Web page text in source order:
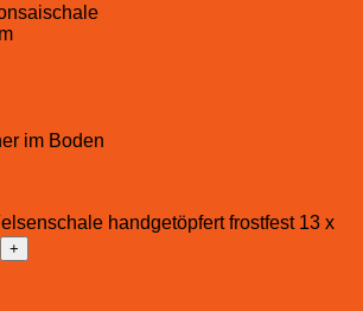
im Boden
handgetöpfert frostfest 13 x